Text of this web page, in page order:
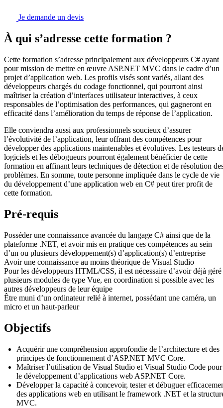
Je demande un devis
À qui s’adresse cette formation ?
Cette formation s’adresse principalement aux développeurs C# ayant
pour mission de mettre en œuvre ASP.NET MVC dans le cadre d’un
projet d’application web. Les profils visés sont variés, allant des
développeurs chargés du codage fonctionnel, qui pourront ainsi
maîtriser la création d’interfaces utilisateur interactives, à ceux
responsables de l’optimisation des performances, qui gagneront en
efficacité dans l’amélioration du temps de réponse de l’application.
Elle conviendra aussi aux professionnels soucieux d’assurer
l’évolutivité de l’application, leur offrant des compétences pour
développer des applications maintenables et évolutives. Les testeurs
logiciels et les débogueurs pourront également bénéficier de cette
formation en affinant leurs techniques de détection et de résolution
problèmes. En somme, toute personne impliquée dans le cycle de vie
du développement d’une application web en C# peut tirer profit de
cette formation.
Pré-requis
Posséder une connaissance avancée du langage C# ainsi que de la
plateforme .NET, et avoir mis en pratique ces compétences au sein
d’un ou plusieurs développement(s) d’application(s) d’entreprise
Avoir une connaissance au moins théorique de Visual Studio
Pour les développeurs HTML/CSS, il est nécessaire d’avoir déjà géré
plusieurs modules de type Vue, en coordination si possible avec les
autres développeurs de leur équipe
Être muni d’un ordinateur relié à internet, possédant une caméra, un
micro et un haut-parleur
Objectifs
Acquérir une compréhension approfondie de l’architecture et des
principes de fonctionnement d’ASP.NET MVC Core.
Maîtriser l’utilisation de Visual Studio et Visual Studio Code pour
le développement d’applications web ASP.NET Core.
Développer la capacité à concevoir, tester et débuguer
des applications web en utilisant le framework .NET et la
MVC.